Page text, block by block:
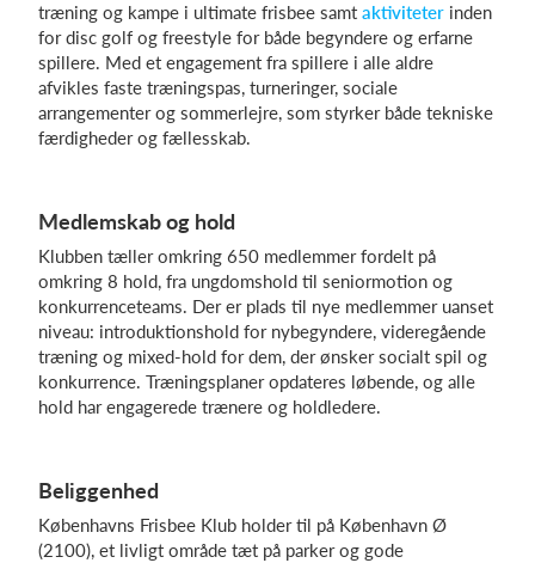
Billetsystem
Hvad koster det?
træning og kampe i ultimate frisbee samt aktiviteter inden
for disc golf og freestyle for både begyndere og erfarne
spillere. Med et engagement fra spillere i alle aldre
afvikles faste træningspas, turneringer, sociale
arrangementer og sommerlejre, som styrker både tekniske
færdigheder og fællesskab.
Medlemskab og hold
Klubben tæller omkring 650 medlemmer fordelt på
omkring 8 hold, fra ungdomshold til seniormotion og
konkurrenceteams. Der er plads til nye medlemmer uanset
niveau: introduktionshold for nybegyndere, videregående
træning og mixed-hold for dem, der ønsker socialt spil og
konkurrence. Træningsplaner opdateres løbende, og alle
hold har engagerede trænere og holdledere.
Beliggenhed
Københavns Frisbee Klub holder til på København Ø
(2100), et livligt område tæt på parker og gode